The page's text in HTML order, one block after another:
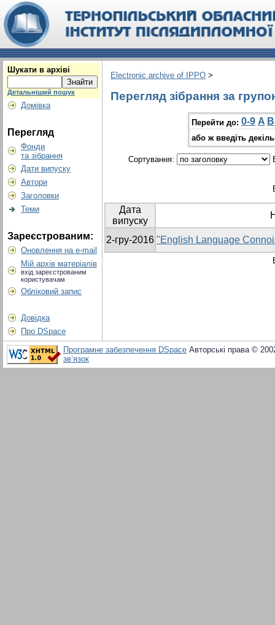
Шукати в архіві
Детальніший пошук
Домівка
Перегляд
Фонди
та зібрання
Дати випуску
Автори
Заголовки
Теми
Зареєстрованим:
Оновлення на e-mail
Мій архів матеріалів
вхід зареєстрованим
користувачам
Обліковий запис
Довідка
Про DSpace
Electronic archive of IPPO >
Перегляд зібрання за
Перейти до: 0-9 A B
або ж введіть
Сортування:
Дата
випуску
2-гру-2016 "English Language
Програмне забезпечення DSpace Авторські права ©
зв’язок